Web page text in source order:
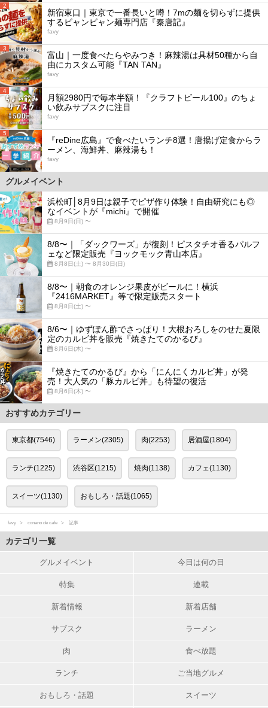
2
新宿東口｜東京で一番長いと噂！7mの麺を切らずに提供
するビャンビャン麺専門店『秦唐記』
favy
3
富山｜一度食べたらやみつき！麻辣湯は具材50種から自
由にカスタム可能『TAN TAN』
favy
4
月額2980円で毎本半額！『クラフトビール100』のちょ
い飲みサブスクに注目
favy
5
『reDine広島』で食べたいランチ8選！唐揚げ定食からラ
ーメン、海鮮丼、麻辣湯も！
favy
グルメイベント
浜松町│8月9日は親子でピザ作り体験！自由研究にも◎
なイベントが『michi』で開催
8月9日(日) 〜
8/8〜｜「ダックワーズ」が復刻！ピスタチオ香るパルフ
ェなど限定販売『ヨックモック青山本店』
8月8日(土) 〜 8月30日(日)
8/8〜｜朝食のオレンジ果皮がビールに！横浜
『2416MARKET』等で限定販売スタート
8月8日(土) 〜
8/6〜｜ゆずぽん酢でさっぱり！大根おろしをのせた夏限
定のカルビ丼を販売『焼きたてのかるび』
8月6日(木) 〜
『焼きたてのかるび』から「にんにくカルビ丼」が発
売！大人気の「豚カルビ丼」も待望の復活
8月6日(木) 〜
おすすめカテゴリー
東京都(7546) ラーメン(2305) 肉(2253) 居酒屋(1804)
ランチ(1225) 渋谷区(1215) 焼肉(1138) カフェ(1130)
スイーツ(1130) おもしろ・話題(1065)
favy conano de cafe 記事
カテゴリ一覧
グルメイベント 今日は何の日
特集 連載
新着情報 新着店舗
サブスク ラーメン
肉 食べ放題
ランチ ご当地グルメ
おもしろ・話題 スイーツ